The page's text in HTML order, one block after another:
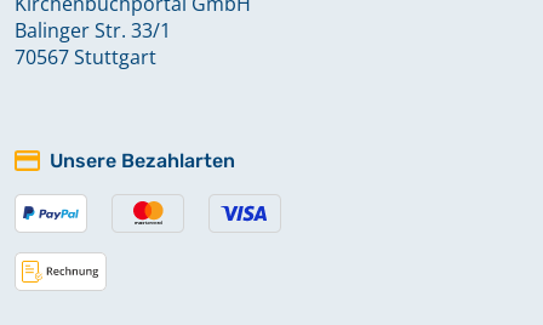
Balinger Str. 33/1
70567 Stuttgart
Unsere Bezahlarten